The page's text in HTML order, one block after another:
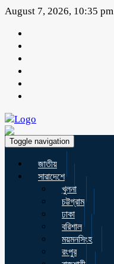
August 7, 2026, 10:35 pm
Toggle navigation
জাতীয়
সারাদেশে
খুলনা
চট্টগ্রাম
ঢাকা
বরিশাল
ময়মনসিংহ
রংপুর